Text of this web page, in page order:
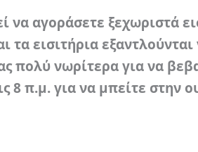
να αγοράσετε ξεχωριστά
τα εισιτήρια
πολύ νωρίτερα για να
8 π.μ. για να μπείτε στην